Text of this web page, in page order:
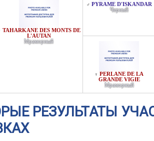
TAHARKANE DES MONTS DE
L'AUTAN
Мраморный
♂ PYRAME D'ISKANDAR
Черный
♀ PERLANE DE LA
GRANDE VIGIE
Мраморный
РЕЗУЛЬТАТЫ